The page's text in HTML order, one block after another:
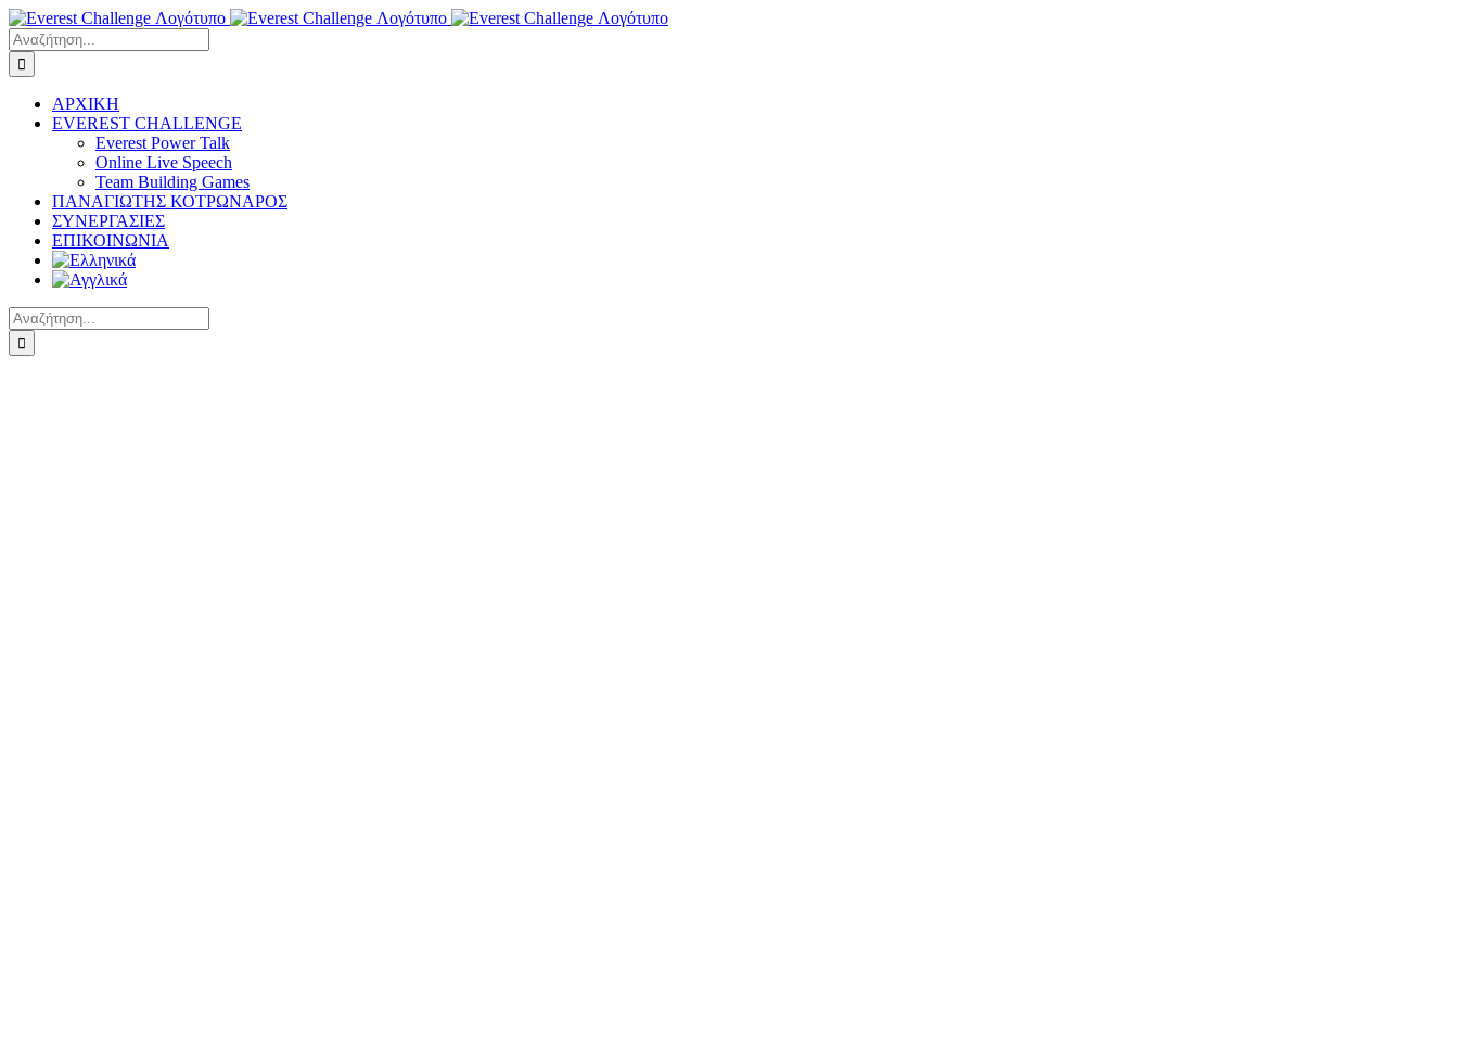
Μετάβαση
στο
περιεχόμενο
Αναζήτηση
για:
ΑΡΧΙΚΗ
EVEREST CHALLENGE
Everest Power Talk
Online Live Speech
Team Building Games
ΠΑΝΑΓΙΩΤΗΣ ΚΟΤΡΩΝΑΡΟΣ
ΣΥΝΕΡΓΑΣΙΕΣ
ΕΠΙΚΟΙΝΩΝΙΑ
Αναζήτηση
για: